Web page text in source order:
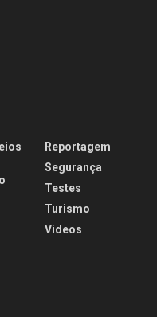
Reportagem
Segurança
Testes
Turismo
Videos